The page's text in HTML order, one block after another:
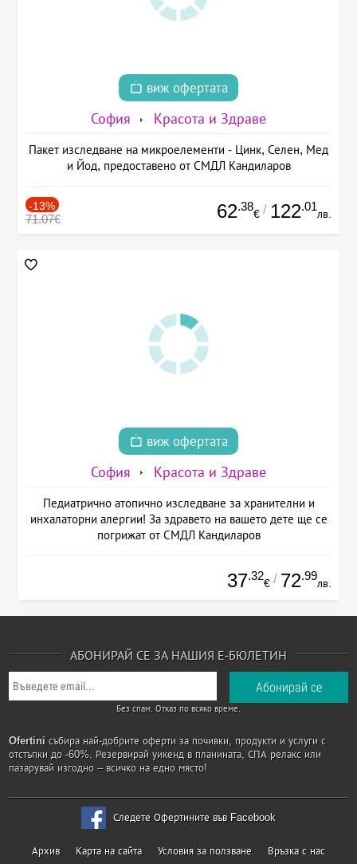
виж офертата
София Красота и Здраве
Пакет изследване на микроелементи - Цинк, Селен, Мед
и Йод, предоставено от СМДЛ Кандиларов
-13%
71.07€ 62.38
€ / 122.01
лв.
виж офертата
София Красота и Здраве
Педиатрично атопично изследване за хранителни и
инхалаторни алергии! За здравето на вашето дете ще се
погрижат от СМДЛ Кандиларов
37.32
€ / 72.99
лв.
АБОНИРАЙ СЕ ЗА НАШИЯ Е-БЮЛЕТИН
Без спам. Отказ по всяко време.
Ofertini събира най-добрите оферти за почивки, продукти и услуги с
отстъпки до -60%. Резервирай уикенд в планината, СПА релакс или
пазарувай изгодно – всичко на едно място!
Следете Офертините във Facebook
Архив Карта на сайта Условия за ползване Връзка с нас